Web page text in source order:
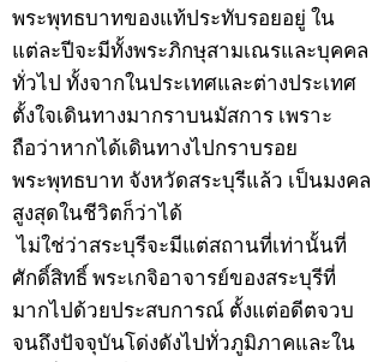
พระพุทธบาทของแท้ประทับรอยอยู่ ใน
แต่ละปีจะมีทั้งพระภิกษุสามเณรและบุคคล
ทั่วไป ทั้งจากในประเทศและต่างประเทศ
ตั้งใจเดินทางมากราบนมัสการ เพราะ
ถือว่าหากได้เดินทางไปกราบรอย
พระพุทธบาท จังหวัดสระบุรีแล้ว เป็นมงคล
สูงสุดในชีวิตก็ว่าได้
ไม่ใช่ว่าสระบุรีจะมีแต่สถานที่เท่านั้นที่
ศักดิ์สิทธิ์ พระเกจิอาจารย์ของสระบุรีที่
มากไปด้วยประสบการณ์ ตั้งแต่อดีตจวบ
จนถึงปัจจุบันโด่งดังไปทั่วภูมิภาคและใน